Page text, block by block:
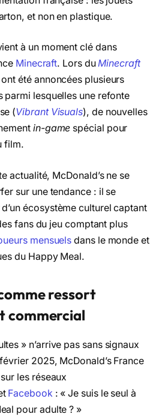
et non en plastique.
à un moment clé dans
Minecraft. Lors duMinecraft
été annoncées plusieurs
parmi lesquelles une refonte
(Vibrant Visuals), de nouvelles
in-game spécial pour
film.
actualité, McDonald’s ne se
sur une tendance : il se
écosystème culturel captant
fans du jeu comptant plus
mensuels dans le monde et
du Happy Meal.
ressort
commercial
» n’arrive pas sans signaux
2025, McDonald’s France
les réseaux
Facebook: « Je suis le seul à
pour adulte ? »